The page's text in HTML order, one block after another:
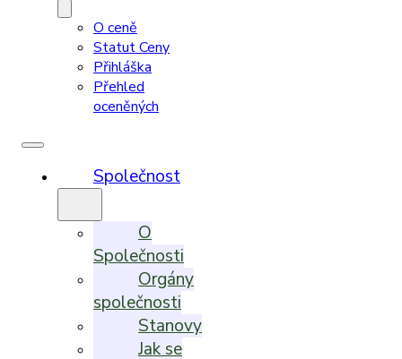
O ceně
Statut Ceny
Přihláška
Přehled
oceněných
Společnost
O
Společnosti
Orgány
společnosti
Stanovy
Jak se